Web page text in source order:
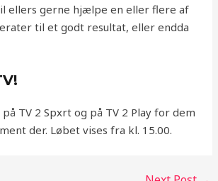
ellers gerne hjælpe en eller flere af
til et godt resultat, eller endda
TV 2 Spxrt og på TV 2 Play for dem
der. Løbet vises fra kl. 15.00.